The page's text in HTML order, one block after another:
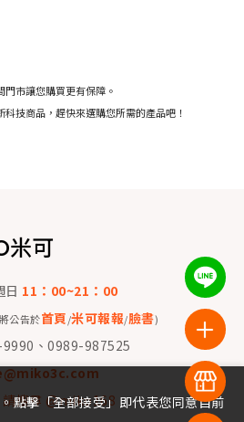
市讓您購買更有保障。
技商品，趕快來選購您所需的產品吧！
米可
日 11：00~21：00
公告於首頁/米可報報/臉書)
、0989-987525
請搜尋 @miko168
點擊「全部接受」即代表您同意目前